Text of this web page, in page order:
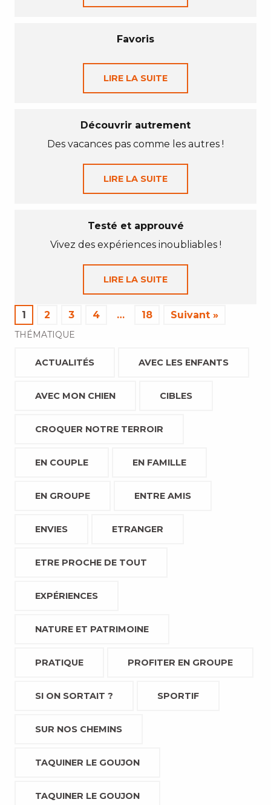
Favoris
LIRE LA SUITE
Découvrir autrement
Des vacances pas comme les autres !
LIRE LA SUITE
Testé et approuvé
Vivez des expériences inoubliables !
LIRE LA SUITE
1 2 3 4 … 18 Suivant »
THÉMATIQUE
ACTUALITÉS AVEC LES ENFANTS
AVEC MON CHIEN CIBLES
CROQUER NOTRE TERROIR
EN COUPLE EN FAMILLE
EN GROUPE ENTRE AMIS
ENVIES ETRANGER
ETRE PROCHE DE TOUT
EXPÉRIENCES
NATURE ET PATRIMOINE
PRATIQUE PROFITER EN GROUPE
SI ON SORTAIT ? SPORTIF
SUR NOS CHEMINS
TAQUINER LE GOUJON
TAQUINER LE GOUJON